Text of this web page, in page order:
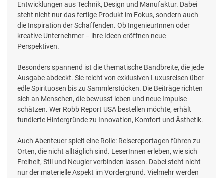
Entwicklungen aus Technik, Design und Manufaktur. Dabei
steht nicht nur das fertige Produkt im Fokus, sondern auch
die Inspiration der Schaffenden. Ob IngenieurInnen oder
kreative Unternehmer – ihre Ideen eröffnen neue
Perspektiven.
Besonders spannend ist die thematische Bandbreite, die jede
Ausgabe abdeckt. Sie reicht von exklusiven Luxusreisen über
edle Spirituosen bis zu Sammlerstücken. Die Beiträge richten
sich an Menschen, die bewusst leben und neue Impulse
schätzen. Wer Robb Report USA bestellen möchte, erhält
fundierte Hintergründe zu Innovation, Komfort und Ästhetik.
Auch Abenteuer spielt eine Rolle: Reisereportagen führen zu
Orten, die nicht alltäglich sind. LeserInnen erleben, wie sich
Freiheit, Stil und Neugier verbinden lassen. Dabei steht nicht
nur der materielle Aspekt im Vordergrund. Vielmehr werden